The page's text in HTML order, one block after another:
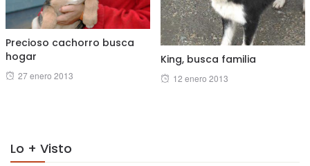
Precioso cachorro busca
hogar
Posted
27 enero 2013
King, busca familia
Posted
12 enero 2013
Lo + Visto